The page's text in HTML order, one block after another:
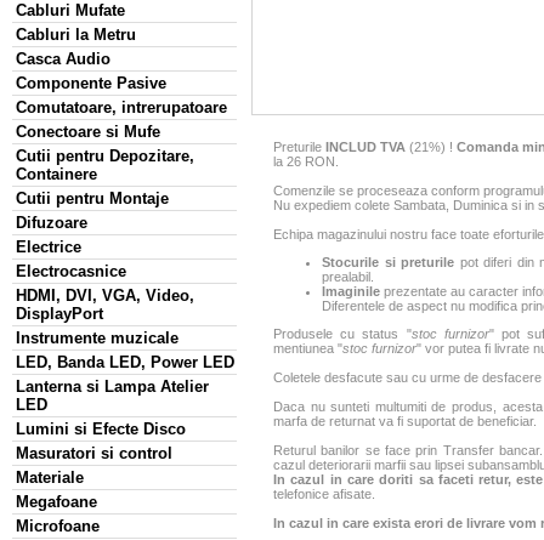
Cabluri Mufate
Cabluri la Metru
Casca Audio
Componente Pasive
Comutatoare, intrerupatoare
Conectoare si Mufe
Cutii pentru Depozitare,
Containere
Cutii pentru Montaje
Difuzoare
Electrice
Electrocasnice
HDMI, DVI, VGA, Video,
DisplayPort
Instrumente muzicale
LED, Banda LED, Power LED
Lanterna si Lampa Atelier
LED
Lumini si Efecte Disco
Masuratori si control
Materiale
Megafoane
Microfoane
Preturile INCLUD TVA (21%) ! Comanda
la 26 RON.
Comenzile se proceseaza conform
Nu expediem colete Sambata, Duminica si in
Echipa magazinului nostru face toate
Stocurile si preturile pot diferi din
prealabil.
Imaginile prezentate au caracter
Diferentele de aspect nu modifica
Produsele cu status "stoc furnizor" pot
mentiunea "stoc furnizor" vor putea fi livrate
Coletele desfacute sau cu urme de
Daca nu sunteti multumiti de produs,
marfa de returnat va fi suportat de beneficiar.
Returul banilor se face prin Transfer
cazul deteriorarii marfii sau lipsei
In cazul in care doriti sa faceti retur,
telefonice afisate.
In cazul in care exista erori de livrare